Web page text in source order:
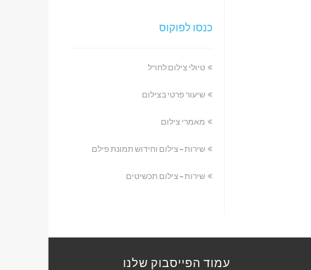
כנסו לפוקוס
טיולי צילום לחו"ל
שיעור פרטי בצילום
מאמרי צילום
שירות – צילום וחידוש תמונת פילם
שירות – צילום תכשיטים
עמוד הפייסבוק שלנו